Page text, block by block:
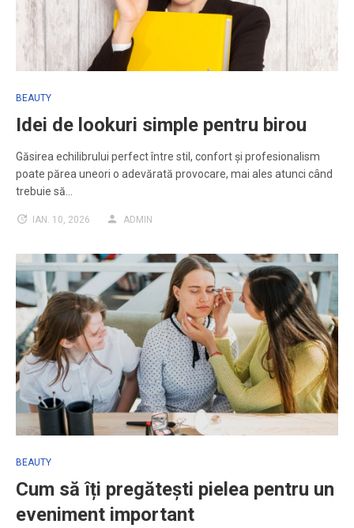
BEAUTY
Idei de lookuri simple pentru birou
Găsirea echilibrului perfect între stil, confort și profesionalism
poate părea uneori o adevărată provocare, mai ales atunci când
trebuie să…
IAN. 10, 2026 ADMIN
BEAUTY
Cum să îți pregătești pielea pentru un
eveniment important